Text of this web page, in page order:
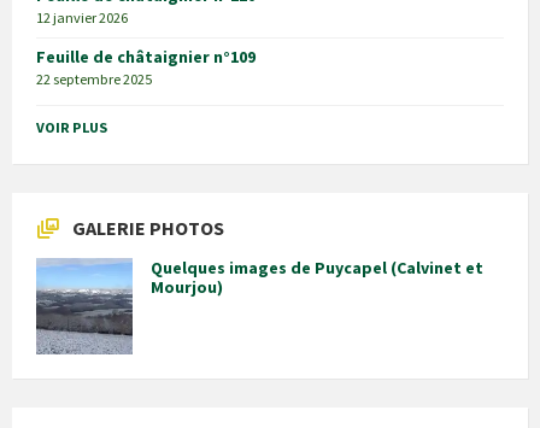
12 janvier 2026
Feuille de châtaignier n°109
22 septembre 2025
VOIR PLUS
GALERIE PHOTOS
Quelques images de Puycapel (Calvinet et
Mourjou)